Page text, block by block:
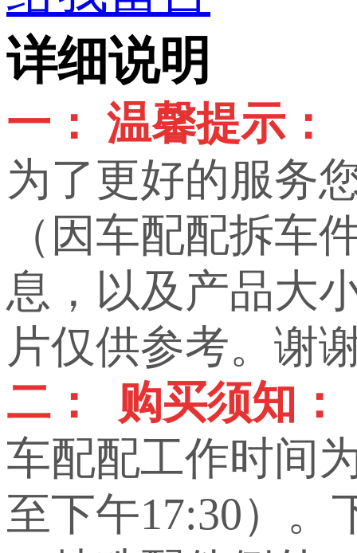
详细说明
一： 温馨提示：
为了更好的服务
（因车配配拆车
息，以及产品大
片仅供参考。谢
二： 购买须知：
车配配工作时间
至下午17:30）。